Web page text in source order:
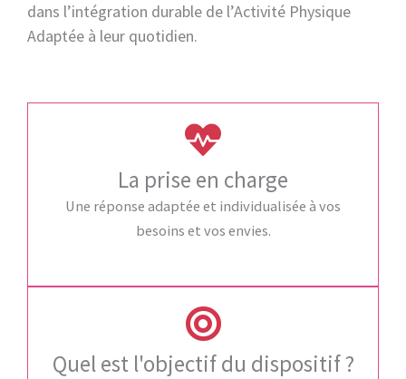
dans l’intégration durable de l’Activité Physique
Adaptée à leur quotidien.
La prise en charge
Une réponse adaptée et individualisée à vos
besoins et vos envies.
Quel est l'objectif du dispositif ?